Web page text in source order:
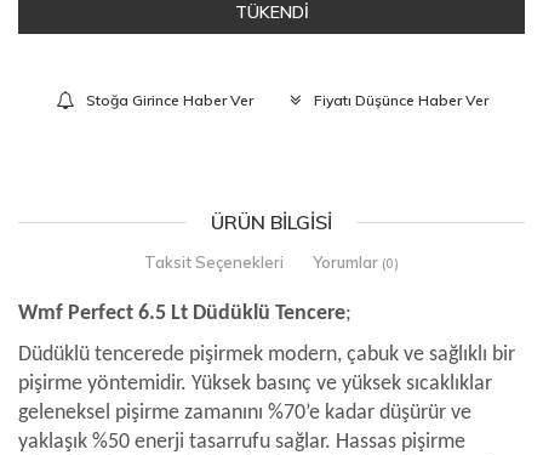
TÜKENDİ
Stoğa Girince Haber Ver Fiyatı Düşünce Haber Ver
ÜRÜN BILGISI
Taksit Seçenekleri Yorumlar (0)
Wmf Perfect 6.5 Lt Düdüklü Tencere;
Düdüklü tencerede pişirmek modern, çabuk ve sağlıklı bir
pişirme yöntemidir. Yüksek basınç ve yüksek sıcaklıklar
geleneksel pişirme zamanını %70’e kadar düşürür ve
yaklaşık %50 enerji tasarrufu sağlar. Hassas pişirme